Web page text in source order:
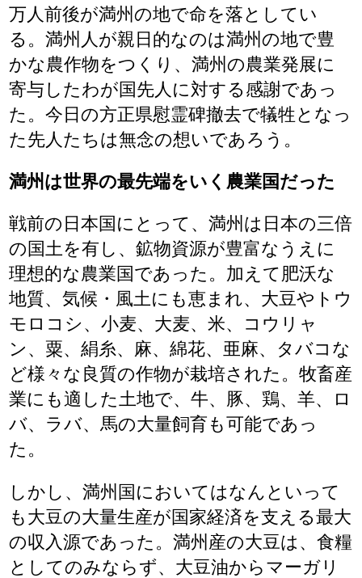
万人前後が満州の地で命を落としてい
る。満州人が親日的なのは満州の地で豊
かな農作物をつくり、満州の農業発展に
寄与したわが国先人に対する感謝であっ
た。今日の方正県慰霊碑撤去で犠牲となっ
た先人たちは無念の想いであろう。
満州は世界の最先端をいく農業国だった
戦前の日本国にとって、満州は日本の三倍
の国土を有し、鉱物資源が豊富なうえに
理想的な農業国であった。加えて肥沃な
地質、気候・風土にも恵まれ、大豆やトウ
モロコシ、小麦、大麦、米、コウリャ
ン、粟、絹糸、麻、綿花、亜麻、タバコな
ど様々な良質の作物が栽培された。牧畜産
業にも適した土地で、牛、豚、鶏、羊、ロ
バ、ラバ、馬の大量飼育も可能であっ
た。
しかし、満州国においてはなんといって
も大豆の大量生産が国家経済を支える最大
の収入源であった。満州産の大豆は、食糧
としてのみならず、大豆油からマーガリ